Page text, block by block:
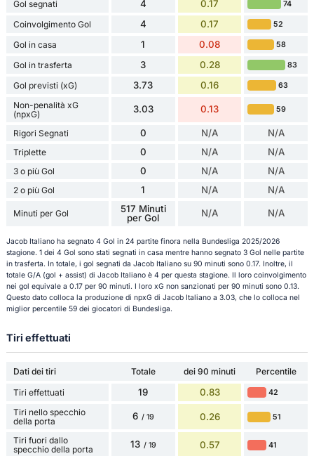
Gol segnati 4 0.17 74
Coinvolgimento Gol 4 0.17 52
Gol in casa 1 0.08 58
Gol in trasferta 3 0.28 83
Gol previsti (xG) 3.73 0.16 63
Non-penalità xG
(npxG)
3.03 0.13 59
Rigori Segnati 0 N/A N/A
Triplette 0 N/A N/A
3 o più Gol 0 N/A N/A
2 o più Gol 1 N/A N/A
Minuti per Gol
517 Minuti
per Gol
N/A N/A
Jacob Italiano ha segnato 4 Gol in 24 partite finora nella Bundesliga 2025/2026
stagione. 1 dei 4 Gol sono stati segnati in casa mentre hanno segnato 3 Gol nelle partite
in trasferta. In totale, i gol segnati da Jacob Italiano su 90 minuti sono 0.17. Inoltre, il
totale G/A (gol + assist) di Jacob Italiano è 4 per questa stagione. Il loro coinvolgimento
nei gol equivale a 0.17 per 90 minuti. I loro xG non sanzionati per 90 minuti sono 0.13.
Questo dato colloca la produzione di npxG di Jacob Italiano a 3.03, che lo colloca nel
miglior percentile 59 dei giocatori di Bundesliga.
Tiri effettuati
Dati dei tiri Totale dei 90 minuti
Percentile
Tiri effettuati
19 0.83 42
Tiri nello specchio
della porta
6 / 19 0.26 51
Tiri fuori dallo
specchio della porta
13 / 19 0.57 41